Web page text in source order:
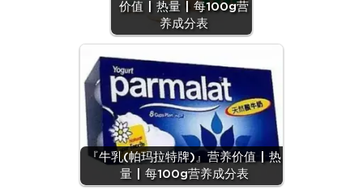
价值 | 热量 | 每100g营
养成分表
『牛乳(帕玛拉特牌)』营养价值 | 热
量 | 每100g营养成分表